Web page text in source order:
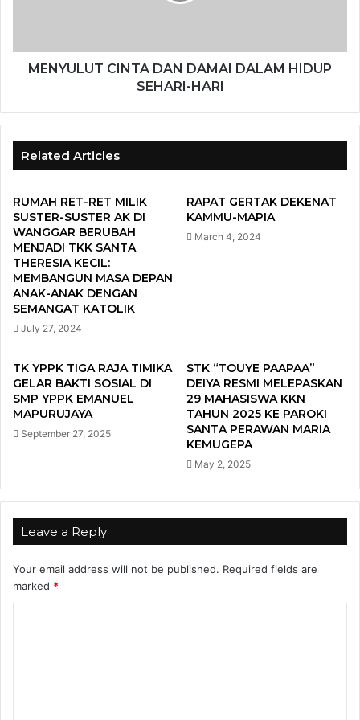
MENYULUT CINTA DAN DAMAI DALAM HIDUP
SEHARI-HARI
Related Articles
RUMAH RET-RET MILIK
SUSTER-SUSTER AK DI
WANGGAR BERUBAH
MENJADI TKK SANTA
THERESIA KECIL:
MEMBANGUN MASA DEPAN
ANAK-ANAK DENGAN
SEMANGAT KATOLIK
July 27, 2024
RAPAT GERTAK DEKENAT
KAMMU-MAPIA
March 4, 2024
TK YPPK TIGA RAJA TIMIKA
GELAR BAKTI SOSIAL DI
SMP YPPK EMANUEL
MAPURUJAYA
September 27, 2025
STK “TOUYE PAAPAA”
DEIYA RESMI MELEPASKAN
29 MAHASISWA KKN
TAHUN 2025 KE PAROKI
SANTA PERAWAN MARIA
KEMUGEPA
May 2, 2025
Leave a Reply
Your email address will not be published. Required fields are
marked *